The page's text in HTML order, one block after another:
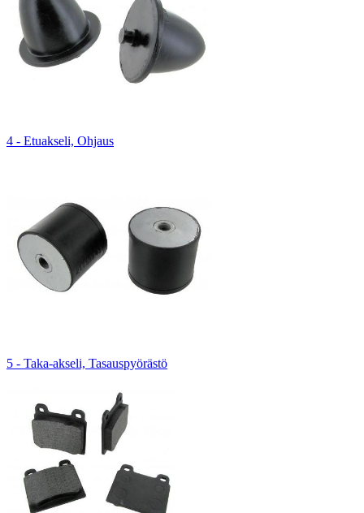
4 - Etuakseli, Ohjaus
5 - Taka-akseli, Tasauspyörästö